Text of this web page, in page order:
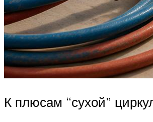
К плюсам “сухой”